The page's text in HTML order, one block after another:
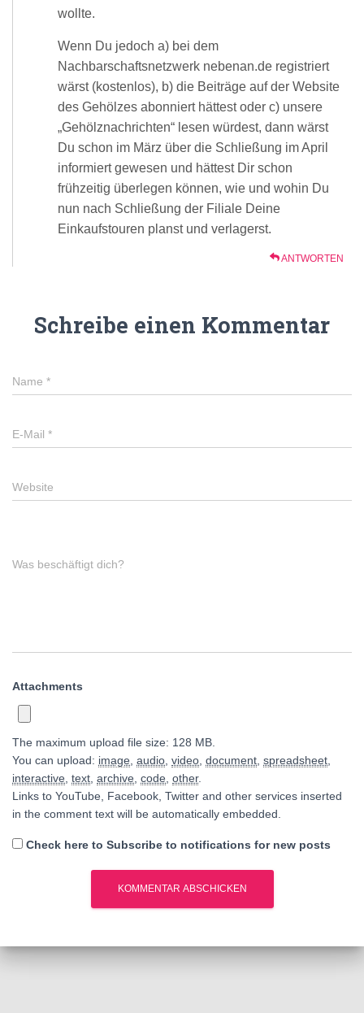
wollte.
Wenn Du jedoch a) bei dem
Nachbarschaftsnetzwerk nebenan.de registriert
wärst (kostenlos), b) die Beiträge auf der Website
des Gehölzes abonniert hättest oder c) unsere
„Gehölznachrichten“ lesen würdest, dann wärst
Du schon im März über die Schließung im April
informiert gewesen und hättest Dir schon
frühzeitig überlegen können, wie und wohin Du
nun nach Schließung der Filiale Deine
Einkaufstouren planst und verlagerst.
ANTWORTEN
Schreibe einen Kommentar
Name *
E-Mail *
Website
Was beschäftigt dich?
Attachments
The maximum upload file size: 128 MB.
You can upload: image audio video document spreadsheet
interactive text archive code other.
Links to YouTube, Facebook, Twitter and other services inserted
in the comment text will be automatically embedded.
Check here to Subscribe to notifications for new posts